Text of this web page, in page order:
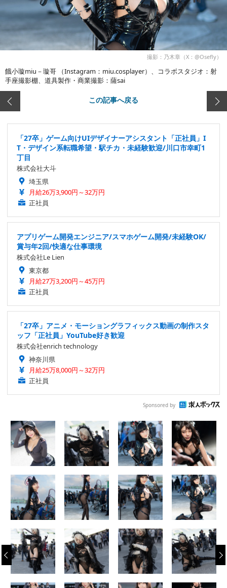
撮影：乃木章（X：@Osefly）
餓小璇miu－璇哥 （Instagram：miu.cosplayer）、コラボスタジオ：射
手座撮影棚、道具製作・商業撮影：薩sai
この記事へ戻る
「27卒」ゲーム向けUIデザイナーアシスタント「正社員」I
T・デザイン系転職希望・駅チカ・未経験歓迎/川口市幸町1
丁目
株式会社大斗
埼玉県
月給26万3,900円～32万円
正社員
アプリゲーム開発エンジニア/スマホゲーム開発/未経験OK/
賞与年2回/快適な仕事環境
株式会社Le Lien
東京都
月給27万3,200円～45万円
正社員
「27卒」アニメ・モーショングラフィックス動画の制作スタ
ッフ「正社員」YouTube好き歓迎
株式会社enrich technology
神奈川県
月給25万8,000円～32万円
正社員
Sponsored by
‹